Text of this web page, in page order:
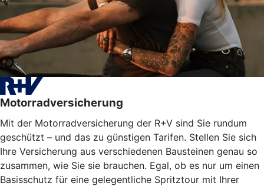
Motorradversicherung
Mit der Motorradversicherung der R+V sind Sie rundum
geschützt – und das zu günstigen Tarifen. Stellen Sie sich
Ihre Versicherung aus verschiedenen Bausteinen genau so
zusammen, wie Sie sie brauchen. Egal, ob es nur um einen
Basisschutz für eine gelegentliche Spritztour mit Ihrer